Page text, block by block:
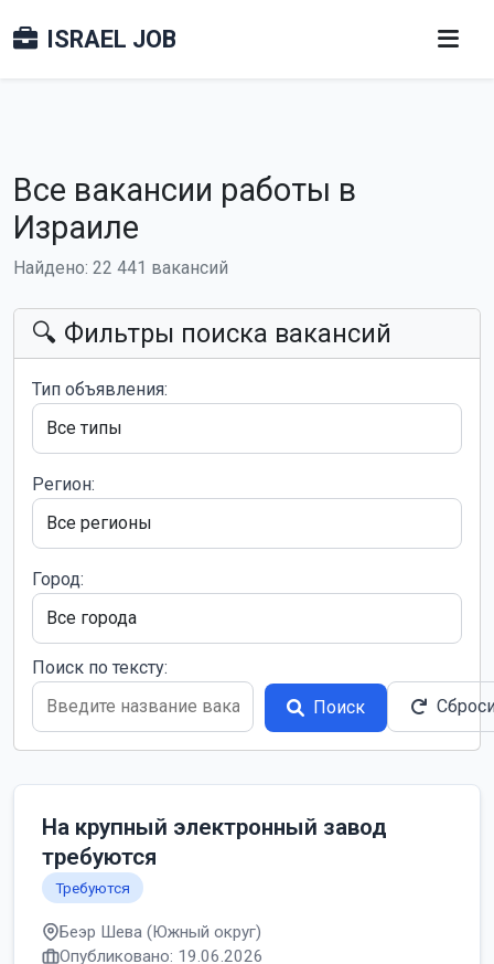
ISRAEL JOB
Все вакансии работы в
Израиле
Найдено: 22 441 вакансий
🔍 Фильтры поиска вакансий
Тип объявления:
Регион:
Город:
Поиск по тексту:
Поиск
На крупный электронный завод
требуются
Требуются
Беэр Шева (Южный округ)
Опубликовано: 19.06.2026